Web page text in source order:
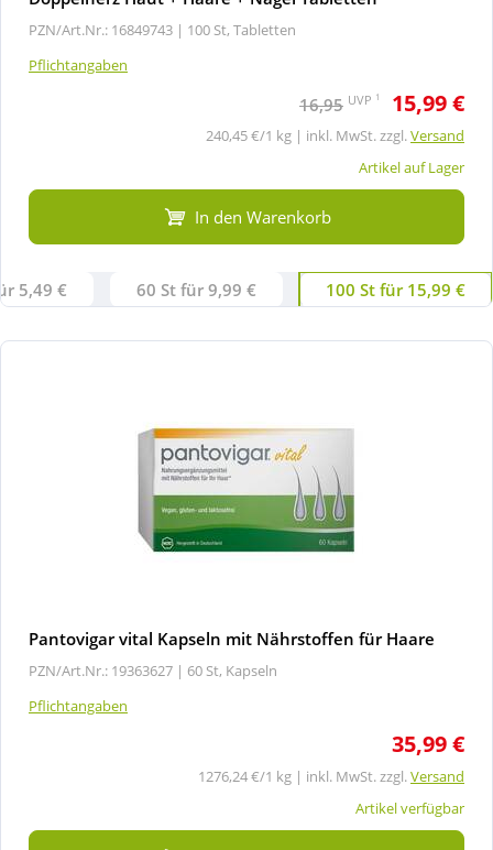
PZN/Art.Nr.: 16849743 | 100 St, Tabletten
Pflichtangaben
16,95 UVP 1 15,99 €
240,45 €/1 kg | inkl. MwSt. zzgl.Versand
Artikel auf Lager
In den Warenkorb
5,49 € 60 St für 9,99 € 100 St für 15,99 €
Pantovigar vital Kapseln mit Nährstoffen für Haare
PZN/Art.Nr.: 19363627 | 60 St, Kapseln
Pflichtangaben
35,99 €
1276,24 €/1 kg | inkl. MwSt. zzgl.Versand
Artikel verfügbar